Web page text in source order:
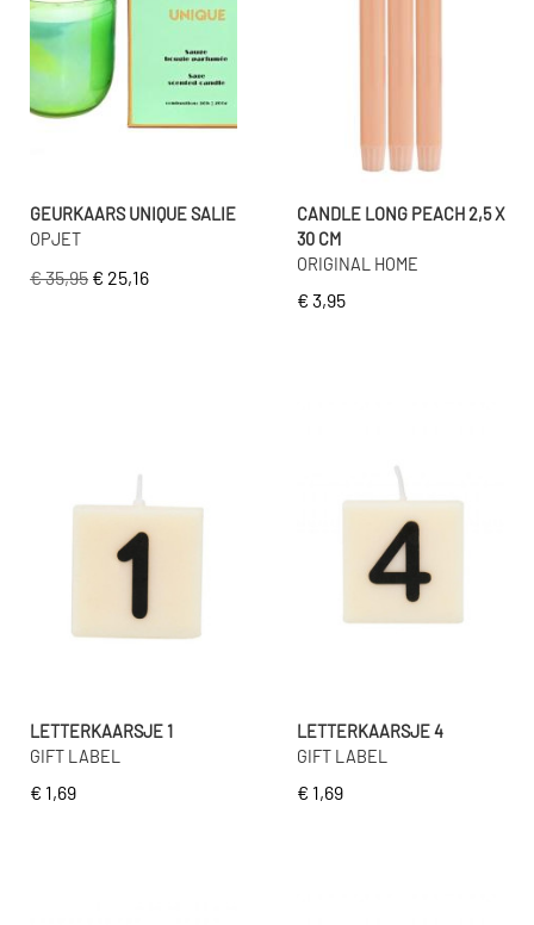
GEURKAARS UNIQUE SALIE
OPJET
€ 35,95 € 25,16
CANDLE LONG PEACH 2,5 X
30 CM
ORIGINAL HOME
€ 3,95
LETTERKAARSJE 1
GIFT LABEL
€ 1,69
LETTERKAARSJE 4
GIFT LABEL
€ 1,69